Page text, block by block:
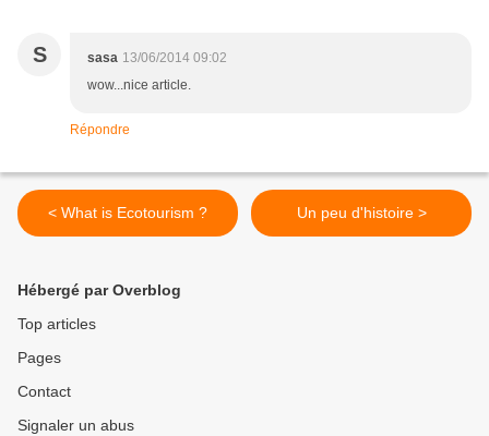
S sasa 13/06/2014 09:02
wow...nice article.
Répondre
< What is Ecotourism ? Un peu d'histoire >
Hébergé par Overblog
Top articles
Pages
Contact
Signaler un abus